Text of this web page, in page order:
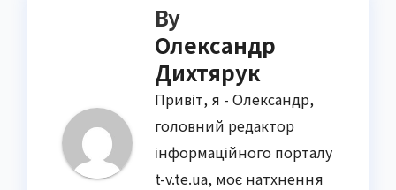
By
Олександр
Дихтярук
Привіт, я - Олександр,
головний редактор
інформаційного порталу
t-v.te.ua, моє натхнення